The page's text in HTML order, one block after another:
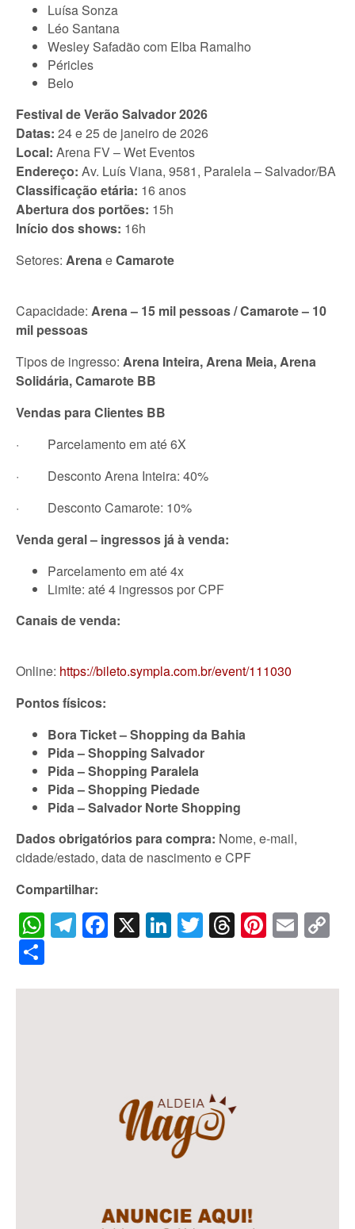
Luísa Sonza
Léo Santana
Wesley Safadão com Elba Ramalho
Péricles
Belo
Festival de Verão Salvador 2026
Datas: 24 e 25 de janeiro de 2026
Local: Arena FV – Wet Eventos
Endereço: Av. Luís Viana, 9581, Paralela – Salvador/BA
Classificação etária: 16 anos
Abertura dos portões: 15h
Início dos shows: 16h
Setores: ArenaeCamarote
Capacidade: Arena – 15 mil pessoas / Camarote – 10
mil pessoas
Tipos de ingresso: Arena Inteira, Arena Meia, Arena
Solidária, Camarote BB
Vendas para Clientes BB
· Parcelamento em até 6X
· Desconto Arena Inteira: 40%
· Desconto Camarote: 10%
Venda geral – ingressos já à venda:
Parcelamento em até 4x
Limite: até 4 ingressos por CPF
Canais de venda:
Online: https://bileto.sympla.com.br/event/111030
Pontos físicos:
Bora Ticket – Shopping da Bahia
Pida – Shopping Salvador
Pida – Shopping Paralela
Pida – Shopping Piedade
Pida – Salvador Norte Shopping
Dados obrigatórios para compra: Nome, e-mail,
cidade/estado, data de nascimento e CPF
Compartilhar:
WhatsApp
Telegram
Facebook
X LinkedIn
Twitter
Threads